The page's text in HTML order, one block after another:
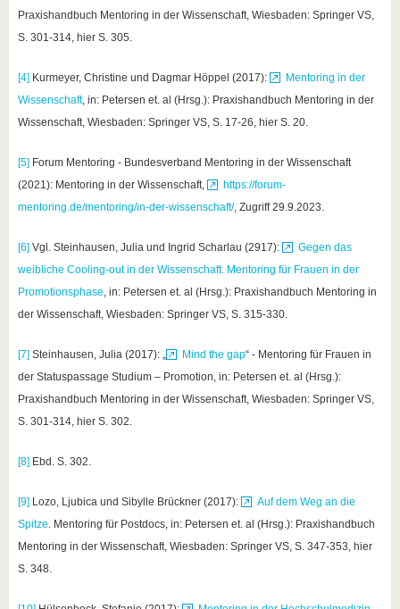
Praxishandbuch Mentoring in der Wissenschaft, Wiesbaden: Springer VS,
S. 301-314, hier S. 305.
[4] Kurmeyer, Christine und Dagmar Höppel (2017):
Mentoring in der
Wissenschaft, in: Petersen et. al (Hrsg.): Praxishandbuch Mentoring in der
Wissenschaft, Wiesbaden: Springer VS, S. 17-26, hier S. 20.
[5] Forum Mentoring - Bundesverband Mentoring in der Wissenschaft
(2021): Mentoring in der Wissenschaft,
https://forum-
mentoring.de/mentoring/in-der-wissenschaft/, Zugriff 29.9.2023.
[6] Vgl. Steinhausen, Julia und Ingrid Scharlau (2917):
Gegen das
weibliche Cooling-out in der Wissenschaft. Mentoring für Frauen in der
Promotionsphase, in: Petersen et. al (Hrsg.): Praxishandbuch Mentoring in
der Wissenschaft, Wiesbaden: Springer VS, S. 315-330.
[7] Steinhausen, Julia (2017): „ Mind the gap“ - Mentoring für Frauen in
der Statuspassage Studium – Promotion, in: Petersen et. al (Hrsg.):
Praxishandbuch Mentoring in der Wissenschaft, Wiesbaden: Springer VS,
S. 301-314, hier S. 302.
[8] Ebd. S. 302.
[9] Lozo, Ljubica und Sibylle Brückner (2017):
Auf dem Weg an die
Spitze. Mentoring für Postdocs, in: Petersen et. al (Hrsg.): Praxishandbuch
Mentoring in der Wissenschaft, Wiesbaden: Springer VS, S. 347-353, hier
S. 348.